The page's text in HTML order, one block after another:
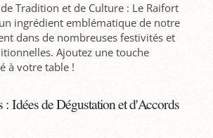
Tradition et de Culture : Le Raifort
ingrédient emblématique de notre
dans de nombreuses festivités et
Ajoutez une touche
à votre table !
: Idées de Dégustation et d'Accords